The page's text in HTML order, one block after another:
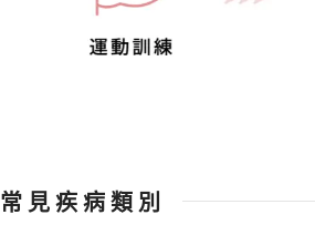
常 見 疾 病 類 別